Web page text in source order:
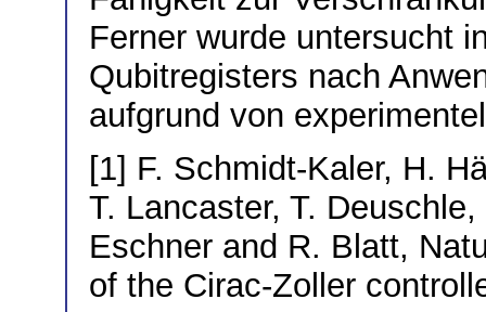
Ferner wurde untersucht
Qubitregisters nach
aufgrund von
[1] F. Schmidt-Kaler, H.
T. Lancaster, T.
Eschner and R. Blatt,
of the Cirac-Zoller